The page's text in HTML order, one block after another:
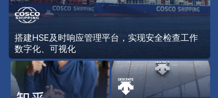
搭建HSE及时响应管理平台，实现安全检查工作
数字化、可视化